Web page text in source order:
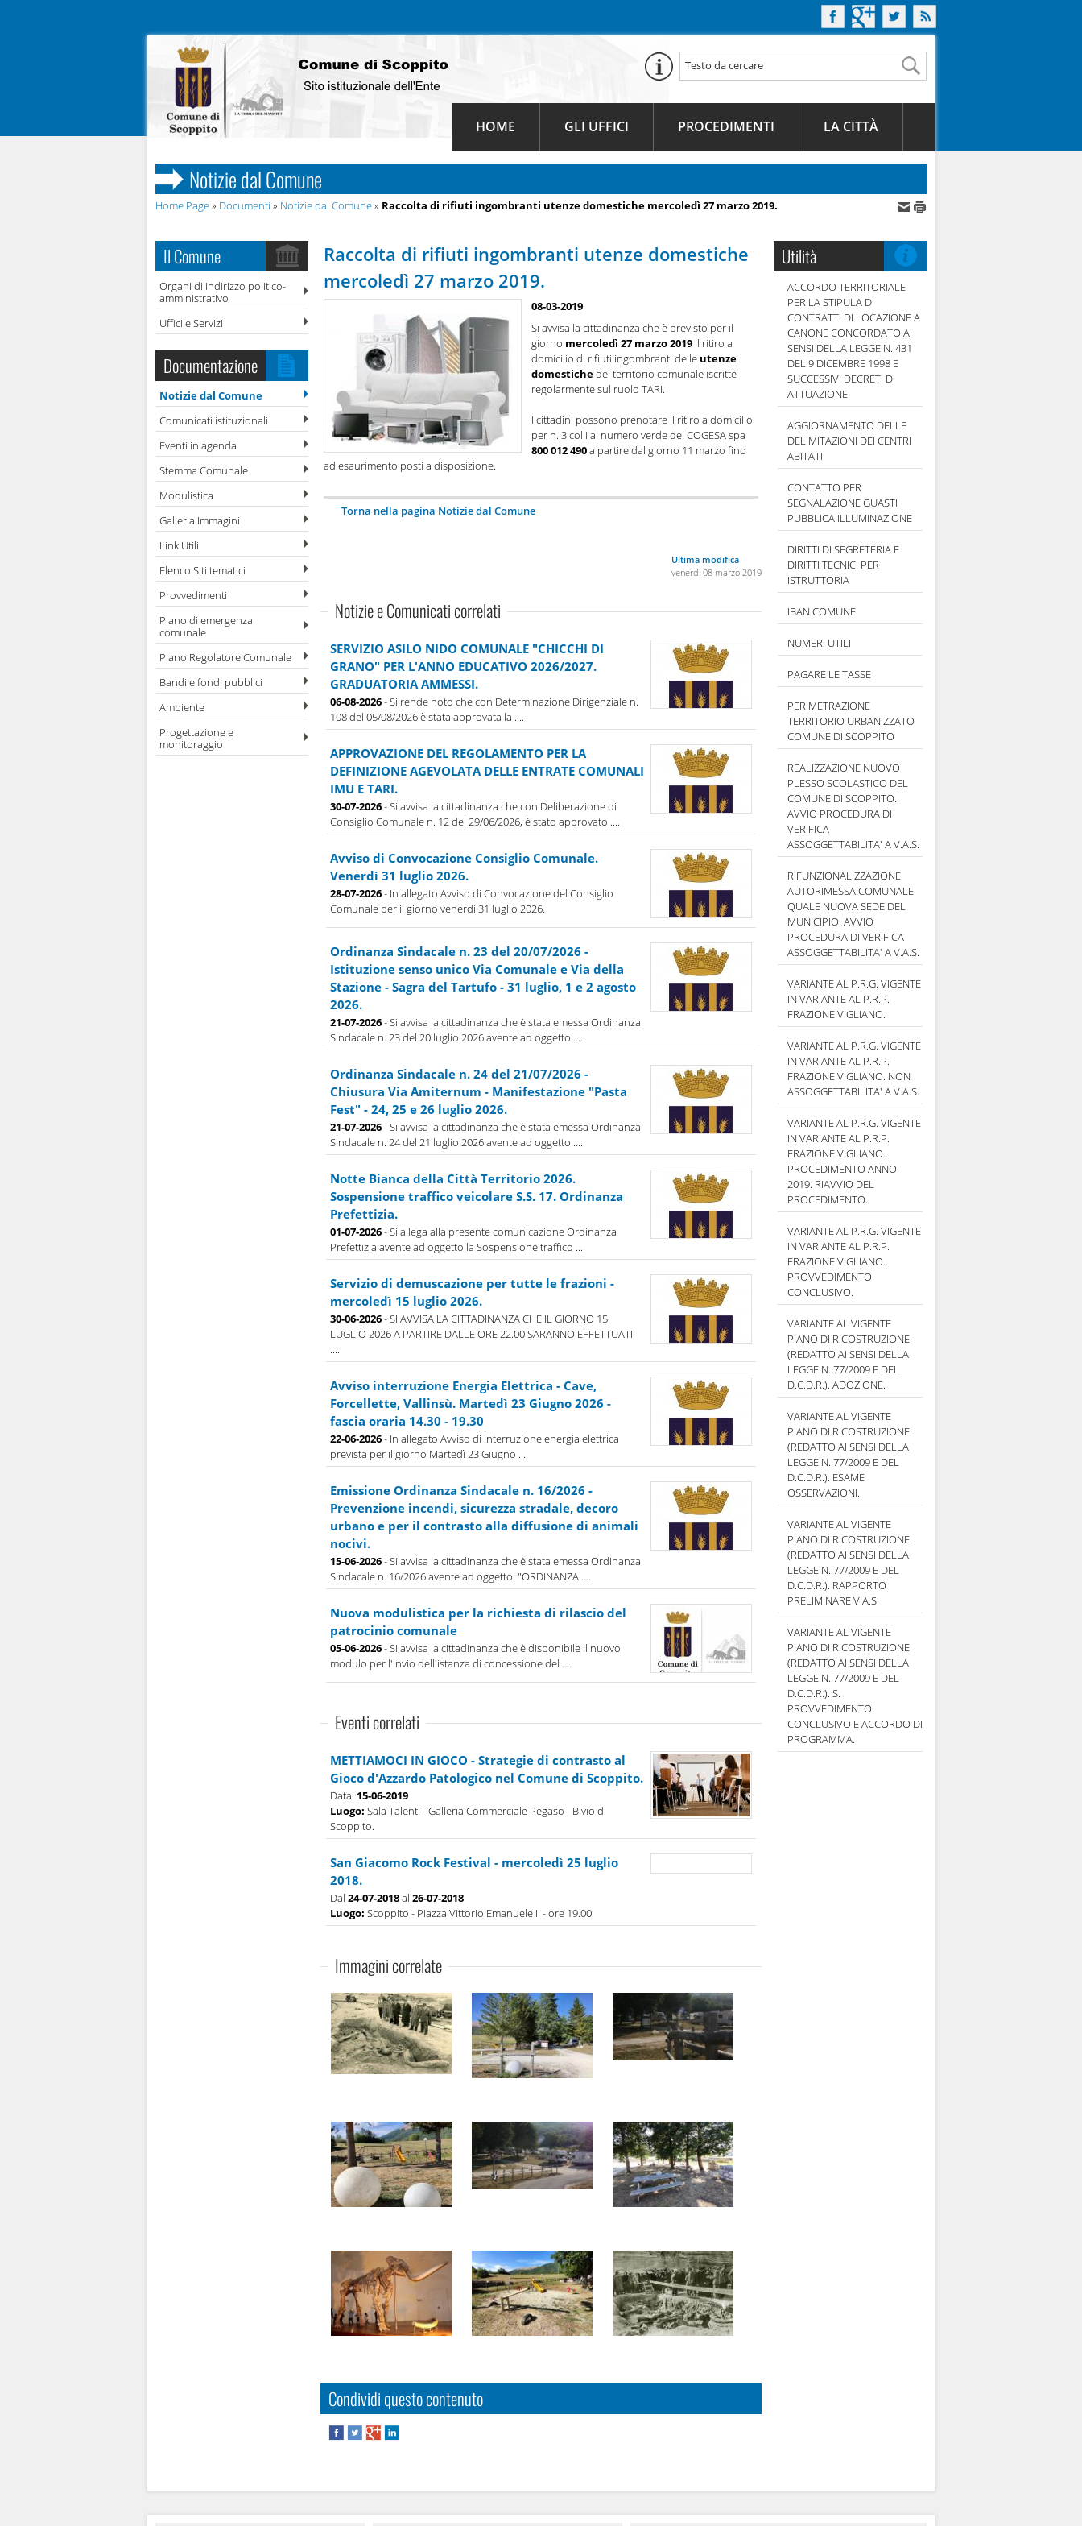
HOME GLI UFFICI PROCEDIMENTI LA CITTÀ
Notizie dal Comune
Home Page» Documenti » Notizie dal Comune» Raccolta di rifiuti ingombranti utenze domestiche mercoledì 27 marzo 2019.
Il Comune
Organi di indirizzo politico-
amministrativo
Uffici e Servizi
Documentazione
Notizie dal Comune
Comunicati istituzionali
Eventi in agenda
Stemma Comunale
Modulistica
Galleria Immagini
Link Utili
Elenco Siti tematici
Provvedimenti
Piano di emergenza
comunale
Piano Regolatore Comunale
Bandi e fondi pubblici
Ambiente
Progettazione e
monitoraggio
Utilità
ACCORDO TERRITORIALE
PER LA STIPULA DI
CONTRATTI DI LOCAZIONE A
CANONE CONCORDATO AI
SENSI DELLA LEGGE N. 431
DEL 9 DICEMBRE 1998 E
SUCCESSIVI DECRETI DI
ATTUAZIONE
AGGIORNAMENTO DELLE
DELIMITAZIONI DEI CENTRI
ABITATI
CONTATTO PER
SEGNALAZIONE GUASTI
PUBBLICA ILLUMINAZIONE
DIRITTI DI SEGRETERIA E
DIRITTI TECNICI PER
ISTRUTTORIA
IBAN COMUNE
NUMERI UTILI
PAGARE LE TASSE
PERIMETRAZIONE
TERRITORIO URBANIZZATO
COMUNE DI SCOPPITO
REALIZZAZIONE NUOVO
PLESSO SCOLASTICO DEL
COMUNE DI SCOPPITO.
AVVIO PROCEDURA DI
VERIFICA
ASSOGGETTABILITA' A V.A.S.
RIFUNZIONALIZZAZIONE
AUTORIMESSA COMUNALE
QUALE NUOVA SEDE DEL
MUNICIPIO. AVVIO
PROCEDURA DI VERIFICA
ASSOGGETTABILITA' A V.A.S.
VARIANTE AL P.R.G. VIGENTE
IN VARIANTE AL P.R.P. -
FRAZIONE VIGLIANO.
VARIANTE AL P.R.G. VIGENTE
IN VARIANTE AL P.R.P. -
FRAZIONE VIGLIANO. NON
ASSOGGETTABILITA' A V.A.S.
VARIANTE AL P.R.G. VIGENTE
IN VARIANTE AL P.R.P.
FRAZIONE VIGLIANO.
PROCEDIMENTO ANNO
2019. RIAVVIO DEL
PROCEDIMENTO.
VARIANTE AL P.R.G. VIGENTE
IN VARIANTE AL P.R.P.
FRAZIONE VIGLIANO.
PROVVEDIMENTO
CONCLUSIVO.
VARIANTE AL VIGENTE
PIANO DI RICOSTRUZIONE
(REDATTO AI SENSI DELLA
LEGGE N. 77/2009 E DEL
D.C.D.R.). ADOZIONE.
VARIANTE AL VIGENTE
PIANO DI RICOSTRUZIONE
(REDATTO AI SENSI DELLA
LEGGE N. 77/2009 E DEL
D.C.D.R.). ESAME
OSSERVAZIONI.
VARIANTE AL VIGENTE
PIANO DI RICOSTRUZIONE
(REDATTO AI SENSI DELLA
LEGGE N. 77/2009 E DEL
D.C.D.R.). RAPPORTO
PRELIMINARE V.A.S.
VARIANTE AL VIGENTE
PIANO DI RICOSTRUZIONE
(REDATTO AI SENSI DELLA
LEGGE N. 77/2009 E DEL
D.C.D.R.). S.
PROVVEDIMENTO
CONCLUSIVO E ACCORDO DI
PROGRAMMA.
Raccolta di rifiuti ingombranti utenze domestiche
mercoledì 27 marzo 2019.
08-03-2019
Si avvisa la cittadinanza che è previsto per il
giorno mercoledì 27 marzo 2019 il ritiro a
domicilio di rifiuti ingombranti delle utenze
domestichedel territorio comunale iscritte
regolarmente sul ruolo TARI.
I cittadini possono prenotare il ritiro a domicilio
per n. 3 colli al numero verde del COGESA spa
800 012 490a partire dal giorno 11 marzo fino
ad esaurimento posti a disposizione.
Torna nella pagina Notizie dal Comune
Ultima modifica
venerdì 08 marzo 2019
Notizie e Comunicati correlati
SERVIZIO ASILO NIDO COMUNALE "CHICCHI DI
GRANO" PER L'ANNO EDUCATIVO 2026/2027.
GRADUATORIA AMMESSI.
06-08-2026- Si rende noto che con Determinazione Dirigenziale n.
108 del 05/08/2026 è stata approvata la ....
APPROVAZIONE DEL REGOLAMENTO PER LA
DEFINIZIONE AGEVOLATA DELLE ENTRATE COMUNALI
IMU E TARI.
30-07-2026- Si avvisa la cittadinanza che con Deliberazione di
Consiglio Comunale n. 12 del 29/06/2026, è stato approvato ....
Avviso di Convocazione Consiglio Comunale.
Venerdì 31 luglio 2026.
28-07-2026- In allegato Avviso di Convocazione del Consiglio
Comunale per il giorno venerdì 31 luglio 2026.
Ordinanza Sindacale n. 23 del 20/07/2026 -
Istituzione senso unico Via Comunale e Via della
Stazione - Sagra del Tartufo - 31 luglio, 1 e 2 agosto
2026.
21-07-2026- Si avvisa la cittadinanza che è stata emessa Ordinanza
Sindacale n. 23 del 20 luglio 2026 avente ad oggetto ....
Ordinanza Sindacale n. 24 del 21/07/2026 -
Chiusura Via Amiternum - Manifestazione "Pasta
Fest" - 24, 25 e 26 luglio 2026.
21-07-2026- Si avvisa la cittadinanza che è stata emessa Ordinanza
Sindacale n. 24 del 21 luglio 2026 avente ad oggetto ....
Notte Bianca della Città Territorio 2026.
Sospensione traffico veicolare S.S. 17. Ordinanza
Prefettizia.
01-07-2026- Si allega alla presente comunicazione Ordinanza
Prefettizia avente ad oggetto la Sospensione traffico ....
Servizio di demuscazione per tutte le frazioni -
mercoledì 15 luglio 2026.
30-06-2026- SI AVVISA LA CITTADINANZA CHE IL GIORNO 15
LUGLIO 2026 A PARTIRE DALLE ORE 22.00 SARANNO EFFETTUATI
....
Avviso interruzione Energia Elettrica - Cave,
Forcellette, Vallinsù. Martedì 23 Giugno 2026 -
fascia oraria 14.30 - 19.30
22-06-2026- In allegato Avviso di interruzione energia elettrica
prevista per il giorno Martedì 23 Giugno ....
Emissione Ordinanza Sindacale n. 16/2026 -
Prevenzione incendi, sicurezza stradale, decoro
urbano e per il contrasto alla diffusione di animali
nocivi.
15-06-2026- Si avvisa la cittadinanza che è stata emessa Ordinanza
Sindacale n. 16/2026 avente ad oggetto: "ORDINANZA ....
Nuova modulistica per la richiesta di rilascio del
patrocinio comunale
05-06-2026- Si avvisa la cittadinanza che è disponibile il nuovo
modulo per l'invio dell'istanza di concessione del ....
Eventi correlati
METTIAMOCI IN GIOCO - Strategie di contrasto al
Gioco d'Azzardo Patologico nel Comune di Scoppito.
Data: 15-06-2019
Luogo: Sala Talenti - Galleria Commerciale Pegaso - Bivio di
Scoppito.
San Giacomo Rock Festival - mercoledì 25 luglio
2018.
Dal 24-07-2018al 26-07-2018
Luogo: Scoppito - Piazza Vittorio Emanuele II - ore 19.00
Immagini correlate
Condividi questo contenuto